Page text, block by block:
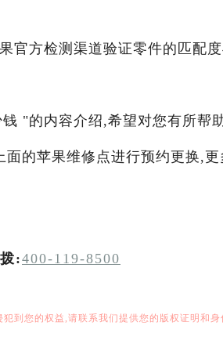
官方检测渠道验证零件的匹配
"的内容介绍,希望对您有所帮
的苹果维修点进行预约更换,更
:400-119-8500
到您的权益,请联系我们提供您的版权证明和身